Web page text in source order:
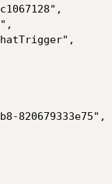
820679333e75",